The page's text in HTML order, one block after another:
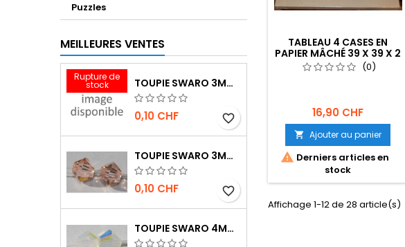
Puzzles
MEILLEURES VENTES
Rupture de
stock TOUPIE SWARO 3MM INDIAN RED
0,10 CHF favorite_border
TOUPIE SWARO 3MM LIGHT PEACH
0,10 CHF favorite_border
TOUPIE SWARO 4MM WHITE OPAL AB
TABLEAU 4 CASES EN
PAPIER MÂCHÉ 39 X 39 X 2
CM
(0)
16,90 CHF
 Ajouter au panier
 Derniers articles en
stock
Affichage 1-12 de 28 article(s)